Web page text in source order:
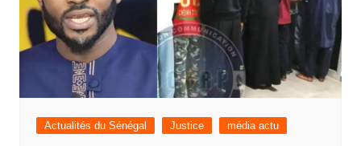
Actualités du Sénégal Justice média actu